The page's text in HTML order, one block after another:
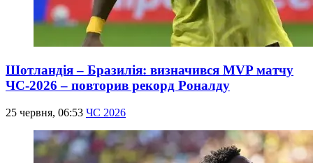
Шотландія – Бразилія: визначився MVP матчу
ЧС-2026 – повторив рекорд Роналду
25 червня, 06:53 ЧС 2026